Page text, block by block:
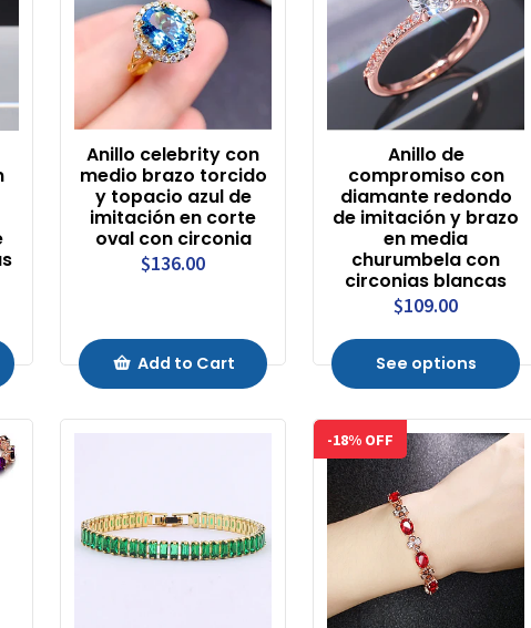
Anillo celebrity con
medio brazo torcido
y topacio azul de
imitación en corte
oval con circonia
$136.00
Add to Cart
Anillo de
compromiso con
diamante redondo
de imitación y brazo
en media
churumbela con
circonias blancas
$109.00
See options
-18% OFF